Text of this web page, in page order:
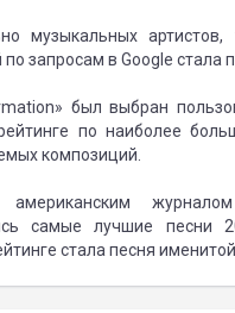
музыкальных
запросам в Google стала
был выбран
по наиболее
композиций.
американским
самые лучшие песни
стала песня